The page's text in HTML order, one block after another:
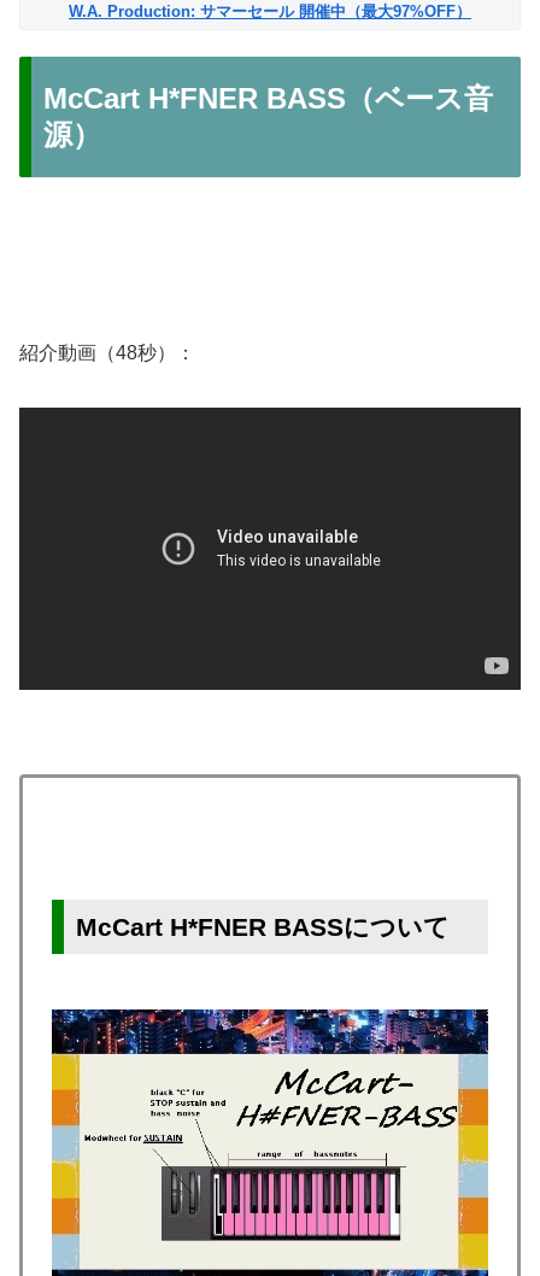
W.A. Production: サマーセール 開催中（最大97%OFF）
McCart H*FNER BASS（ベース音
源）
紹介動画（48秒）：
McCart H*FNER BASSについて